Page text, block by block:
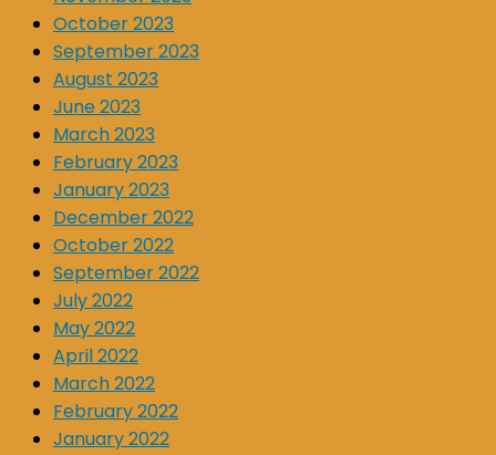
October 2023
September 2023
August 2023
June 2023
March 2023
February 2023
January 2023
December 2022
October 2022
September 2022
July 2022
May 2022
April 2022
March 2022
February 2022
January 2022